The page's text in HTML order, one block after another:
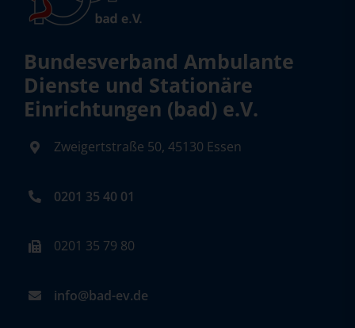
Bundesverband Ambulante
Dienste und Stationäre
Einrichtungen (bad) e.V.
Zweigertstraße 50, 45130 Essen
0201 35 40 01
0201 35 79 80
info@bad-ev.de